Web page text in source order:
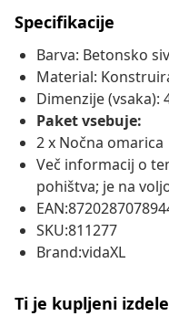
Specifikacije
Barva: Betonsko
Material:
Dimenzije (vsaka):
Paket vsebuje:
2 x Nočna omarica
Več informacij o
pohištva; je na
SKU:811277
Brand:vidaXL
Ti je kupljeni